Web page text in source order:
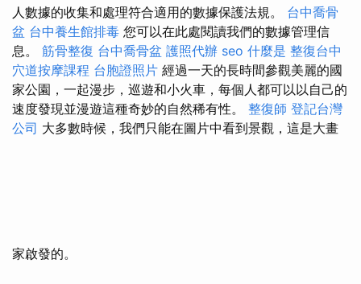
人數據的收集和處理符合適用的數據保護法規。 台中喬骨
盆 台中養生館排毒 您可以在此處閱讀我們的數據管理信
息。 筋骨整復 台中喬骨盆 護照代辦 seo 什麼是 整復台中
穴道按摩課程 台胞證照片 經過一天的長時間參觀美麗的國
家公園，一起漫步，巡遊和小火車，每個人都可以以自己的
速度發現並漫遊這種奇妙的自然稀有性。 整復師 登記台灣
公司 大多數時候，我們只能在圖片中看到景觀，這是大畫
家啟發的。